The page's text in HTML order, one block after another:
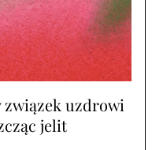
związek uzdrowi
jelit